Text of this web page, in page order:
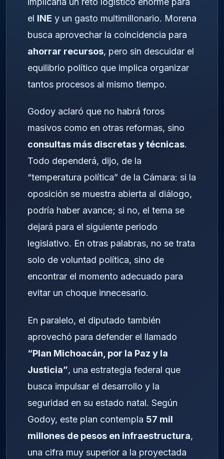
el INE y un gasto multimillonario. Morena
busca aprovechar la coincidencia para
ahorrar recursos, pero sin descuidar el
equilibrio político que implica organizar
tantos procesos al mismo tiempo.
Godoy aclaró que no habrá foros
masivos como en otras reformas, sino
consultas más discretas y técnicas.
Todo dependerá, dijo, de la
“temperatura política” de la Cámara: si la
oposición se muestra abierta al diálogo,
podría haber avance; si no, el tema se
dejará para el siguiente periodo
legislativo. En otras palabras, no se trata
solo de voluntad política, sino de
encontrar el momento adecuado para
evitar un choque innecesario.
En paralelo, el diputado también
aprovechó para defender el llamado
“Plan Michoacán, por la Paz y la
Justicia”, una estrategia federal que
busca impulsar el desarrollo y la
seguridad en su estado natal. Según
Godoy, este plan contempla 57 mil
millones de pesos en infraestructura,
una cifra muy superior a la proyectada